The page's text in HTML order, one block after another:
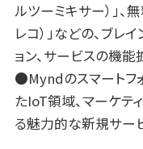
ルツーミキサー）」、
レコ）」などの、ブレ
ョン、サービスの機能
●Myndのスマートフ
たIoT領域、マーケテ
る魅力的な新規サー